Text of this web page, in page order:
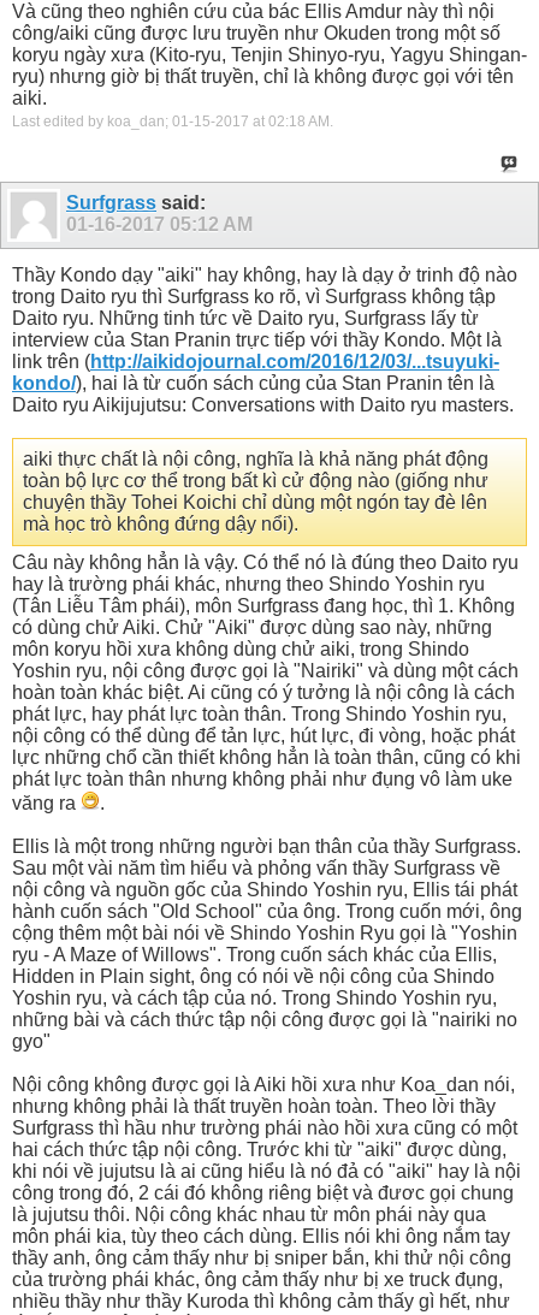
Và cũng theo nghiên cứu của bác Ellis Amdur này thì nội
công/aiki cũng được lưu truyền như Okuden trong một số
koryu ngày xưa (Kito-ryu, Tenjin Shinyo-ryu, Yagyu Shingan-
ryu) nhưng giờ bị thất truyền, chỉ là không được gọi với tên
aiki.
Last edited by koa_dan; 01-15-2017 at 02:18 AM .
Surfgrass said:
01-16-2017 05:12 AM
Thầy Kondo dạy "aiki" hay không, hay là dạy ở trinh độ nào
trong Daito ryu thì Surfgrass ko rõ, vì Surfgrass không tập
Daito ryu. Những tinh tức về Daito ryu, Surfgrass lấy từ
interview của Stan Pranin trực tiếp với thầy Kondo. Một là
link trên (http://aikidojournal.com/2016/12/03/...tsuyuki-
kondo/), hai là từ cuốn sách củng của Stan Pranin tên là
Daito ryu Aikijujutsu: Conversations with Daito ryu masters.
aiki thực chất là nội công, nghĩa là khả năng phát động
toàn bộ lực cơ thể trong bất kì cử động nào (giống như
chuyện thầy Tohei Koichi chỉ dùng một ngón tay đè lên
mà học trò không đứng dậy nổi).
Câu này không hẳn là vậy. Có thể nó là đúng theo Daito ryu
hay là trường phái khác, nhưng theo Shindo Yoshin ryu
(Tân Liễu Tâm phái), môn Surfgrass đang học, thì 1. Không
có dùng chử Aiki. Chử "Aiki" được dùng sao này, những
môn koryu hồi xưa không dùng chử aiki, trong Shindo
Yoshin ryu, nội công được gọi là "Nairiki" và dùng một cách
hoàn toàn khác biệt. Ai cũng có ý tưởng là nội công là cách
phát lực, hay phát lực toàn thân. Trong Shindo Yoshin ryu,
nội công có thể dùng để tản lực, hút lực, đi vòng, hoặc phát
lực những chổ cần thiết không hẳn là toàn thân, cũng có khi
phát lực toàn thân nhưng không phải như đụng vô làm uke
văng ra
.
Ellis là một trong những người bạn thân của thầy Surfgrass.
Sau một vài năm tìm hiểu và phỏng vấn thầy Surfgrass về
nội công và nguồn gốc của Shindo Yoshin ryu, Ellis tái phát
hành cuốn sách "Old School" của ông. Trong cuốn mới, ông
cộng thêm một bài nói về Shindo Yoshin Ryu gọi là "Yoshin
ryu - A Maze of Willows". Trong cuốn sách khác của Ellis,
Hidden in Plain sight, ông có nói về nội công của Shindo
Yoshin ryu, và cách tập của nó. Trong Shindo Yoshin ryu,
những bài và cách thức tập nội công được gọi là "nairiki no
gyo"
Nội công không được gọi là Aiki hồi xưa như Koa_dan nói,
nhưng không phải là thất truyền hoàn toàn. Theo lời thầy
Surfgrass thì hầu như trường phái nào hồi xưa cũng có một
hai cách thức tập nội công. Trước khi từ "aiki" được dùng,
khi nói về jujutsu là ai cũng hiểu là nó đả có "aiki" hay là nội
công trong đó, 2 cái đó không riêng biệt và đươc gọi chung
là jujutsu thôi. Nội công khác nhau từ môn phái này qua
môn phái kia, tùy theo cách dùng. Ellis nói khi ông nắm tay
thầy anh, ông cảm thấy như bị sniper bắn, khi thử nội công
của trường phái khác, ông cảm thấy như bị xe truck đụng,
nhiều thầy như thầy Kuroda thì không cảm thấy gì hết, như